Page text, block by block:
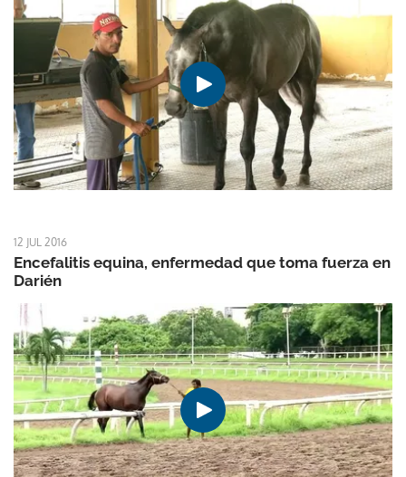
12 JUL 2016
Encefalitis equina, enfermedad que toma fuerza en
Darién